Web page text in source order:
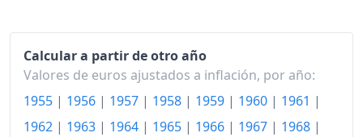
2020
141.41
2021
144.86
158.77
Calcular a partir de otro año
Valores de euros ajustados a inflación, por año:
1955 | 1956 | 1957 | 1958 | 1959 | 1960 | 1961 |
1962 | 1963 | 1964 | 1965 | 1966 | 1967 | 1968 |